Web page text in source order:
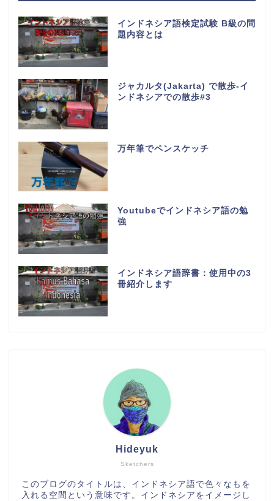
インドネシア語検定試験 B級の問
題内容とは
ジャカルタ(Jakarta) で散歩-イ
ンドネシアでの散歩#3
万年筆でペンスケッチ
Youtubeでインドネシア語の勉
強
インドネシア語辞書：使用中の3
冊紹介します
Sketchers
Hideyuk
このブログのタイトルは、インドネシア語で色々なもを
入れる空間という意味です。インドネシアをイメージし